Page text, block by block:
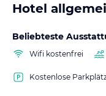
Hotel
Beliebteste
Wifi kostenfrei
Kostenlose